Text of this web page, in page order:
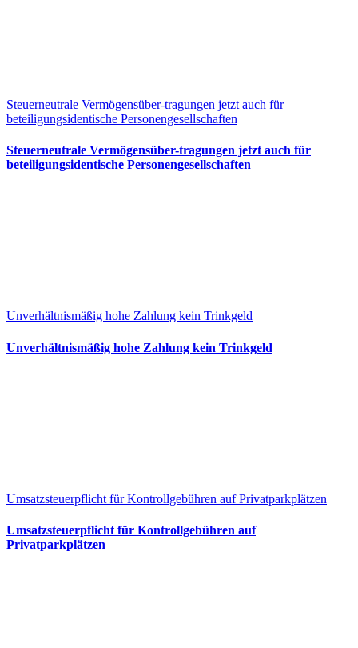
Steuerneutrale Vermögensüber-tragungen jetzt auch für
beteiligungsidentische Personengesellschaften
Steuerneutrale Vermögensüber-tragungen jetzt auch für
beteiligungsidentische Personengesellschaften
Unverhältnismäßig hohe Zahlung kein Trinkgeld
Unverhältnismäßig hohe Zahlung kein Trinkgeld
Umsatzsteuerpflicht für Kontrollgebühren auf Privatparkplätzen
Umsatzsteuerpflicht für Kontrollgebühren auf
Privatparkplätzen